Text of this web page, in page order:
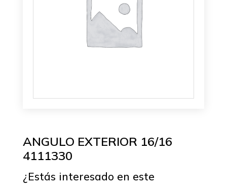
ANGULO EXTERIOR 16/16
4111330
¿Estás interesado en este